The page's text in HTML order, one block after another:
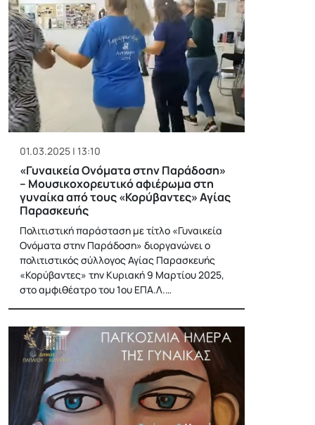
01.03.2025 | 13:10
«Γυναικεία Ονόματα στην Παράδοση»
– Μουσικοχορευτικό αφιέρωμα στη
γυναίκα από τους «Κορύβαντες» Αγίας
Παρασκευής
Πολιτιστική παράσταση με τίτλο «Γυναικεία
Ονόματα στην Παράδοση» διοργανώνει ο
πολιτιστικός σύλλογος Αγίας Παρασκευής
«Κορύβαντες» την Κυριακή 9 Μαρτίου 2025,
στο αμφιθέατρο του 1ου ΕΠΑ.Λ.…